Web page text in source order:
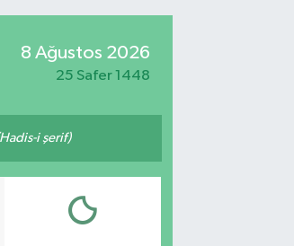
8 Ağustos 2026
25 Safer 1448
i şerif)